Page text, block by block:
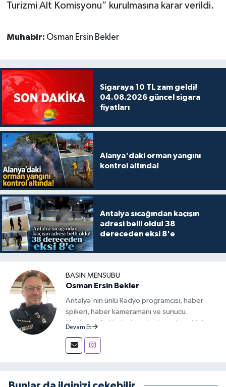
Turizmi Alt Komisyonu” kurulmasına karar verildi.
Muhabir: Osman Ersin Bekler
Sigaraya 10 TL zam geldi!
04.08.2026 güncel sigara
fiyatları
Alanya'daki orman yangını
kontrol altında!
Antalya sıcağından kaçışın
adresi belli oldu! 38
dereceden eksi 8'e
BASIN MENSUBU
Osman Ersin Bekler
Antalya'nın ünlü Radyo programcısı, haber
spikeri, haber kameramanı ve sunucu.
Medyanın farklı alanlarında deneyim sahibi,
yayıncı.
Devam Et